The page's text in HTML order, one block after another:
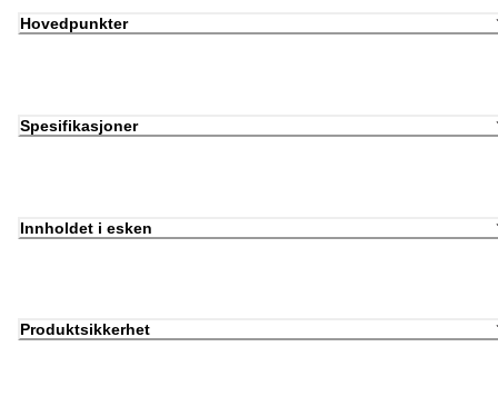
Hovedpunkter
Spesifikasjoner
Innholdet i esken
Produktsikkerhet